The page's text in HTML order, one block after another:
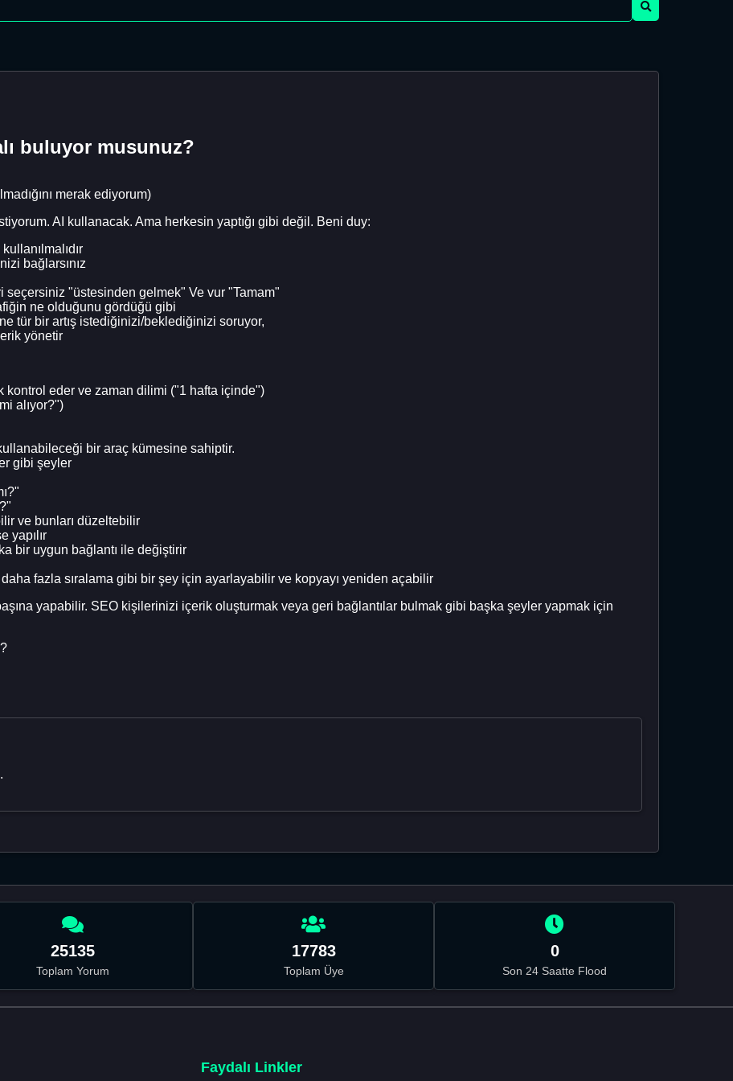
buluyor musunuz?
merak ediyorum)
AI kullanacak. Ama herkesin yaptığı gibi değil. Beni duy:
bağlarsınız
seçersiniz "üstesinden gelmek" Ve vur "Tamam"
ne olduğunu gördüğü gibi
tür bir artış istediğinizi/beklediğinizi soruyor,
yönetir
kontrol eder ve zaman dilimi ("1 hafta içinde")
alıyor?")
bir araç kümesine sahiptir.
gibi şeyler
ve bunları düzeltebilir
yapılır
bir uygun bağlantı ile değiştirir
fazla sıralama gibi bir şey için ayarlayabilir ve kopyayı yeniden açabilir
yapabilir. SEO kişilerinizi içerik oluşturmak veya geri bağlantılar bulmak gibi başka şeyler yapmak için
.
25135
Toplam Yorum
17783
Toplam Üye
0
Son 24 Saatte Flood
Faydalı Linkler